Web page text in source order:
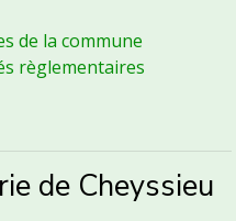
de la commune
règlementaires
de Cheyssieu